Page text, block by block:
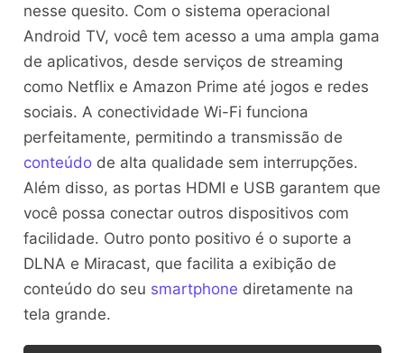
nesse quesito. Com o sistema operacional
Android TV, você tem acesso a uma ampla gama
de aplicativos, desde serviços de streaming
como Netflix e Amazon Prime até jogos e redes
sociais. A conectividade Wi-Fi funciona
perfeitamente, permitindo a transmissão de
conteúdode alta qualidade sem interrupções.
Além disso, as portas HDMI e USB garantem que
você possa conectar outros dispositivos com
facilidade. Outro ponto positivo é o suporte a
DLNA e Miracast, que facilita a exibição de
conteúdo do seu smartphone diretamente na
tela grande.